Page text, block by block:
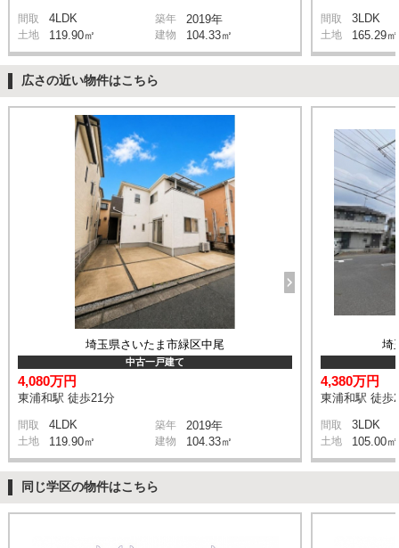
間取 4LDK 築年 2019年
土地 119.90㎡ 建物 104.33㎡
間取 3LDK
土地 165.29㎡
広さの近い物件はこちら
埼玉県さいたま市緑区中尾
中古一戸建て
4,080万円
東浦和駅 徒歩21分
間取 4LDK 築年 2019年
土地 119.90㎡ 建物 104.33㎡
埼
4,380万円
東浦和駅 徒歩
間取 3LDK
土地 105.00㎡
同じ学区の物件はこちら